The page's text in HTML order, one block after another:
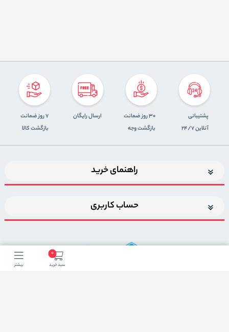
0
سبد خرید بیشتر
پشتیبانی
آنلاین 24/7
30 روز ضمانت
بازگشت وجه
ارسال رایگان
7 روز ضمانت
بازگشت کالا
راهنمای خرید
حساب کاربری